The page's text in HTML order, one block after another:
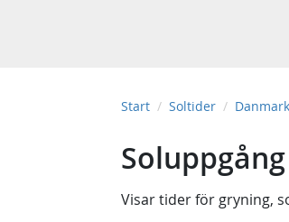
Start Soltider Danmark
Visar tider för gryning,